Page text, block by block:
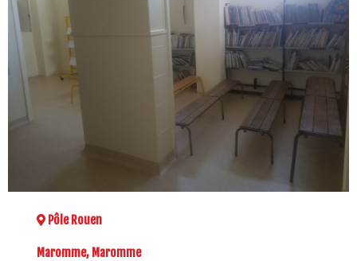
Pôle Rouen
Maromme, Maromme